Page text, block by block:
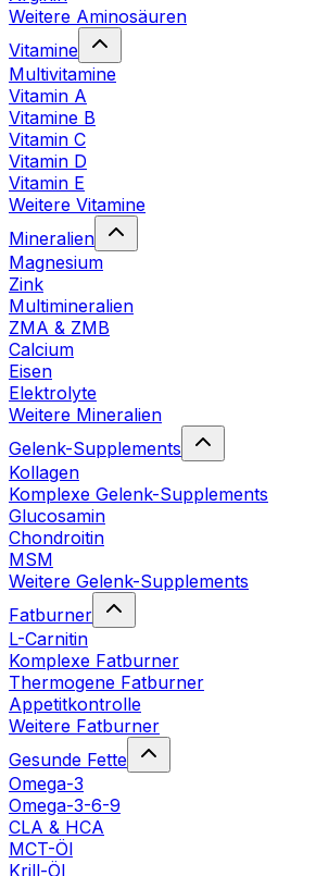
Weitere Aminosäuren
Vitamine
Multivitamine
Vitamin A
Vitamine B
Vitamin C
Vitamin D
Vitamin E
Weitere Vitamine
Mineralien
Magnesium
Zink
Multimineralien
ZMA & ZMB
Calcium
Eisen
Elektrolyte
Weitere Mineralien
Gelenk-Supplements
Kollagen
Komplexe Gelenk-Supplements
Glucosamin
Chondroitin
MSM
Weitere Gelenk-Supplements
Fatburner
L-Carnitin
Komplexe Fatburner
Thermogene Fatburner
Appetitkontrolle
Weitere Fatburner
Gesunde Fette
Omega-3
Omega-3-6-9
CLA & HCA
MCT-Öl
Krill-Öl